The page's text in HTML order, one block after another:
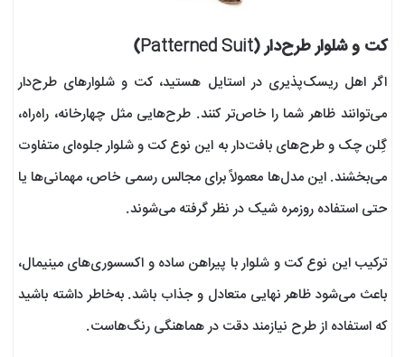
کت و شلوار طرح‌دار (Patterned Suit)
اگر اهل ریسک‌پذیری در استایل هستید، کت و شلوارهای طرح‌دار
می‌توانند ظاهر شما را خاص‌تر کنند. طرح‌هایی مثل چهارخانه، راه‌راه،
گِلن چک و طرح‌های بافت‌دار به این نوع کت و شلوار جلوه‌ای متفاوت
می‌بخشند. این مدل‌ها معمولاً برای مجالس رسمی خاص، مهمانی‌ها یا
حتی استفاده روزمره شیک در نظر گرفته می‌شوند.
ترکیب این نوع کت و شلوار با پیراهن ساده و اکسسوری‌های مینیمال،
باعث می‌شود ظاهر نهایی متعادل و جذاب باشد. به‌خاطر داشته باشید
که استفاده از طرح نیازمند دقت در هماهنگی رنگ‌هاست.